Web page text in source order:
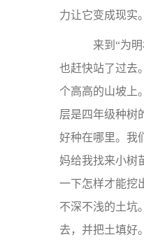
力让它变成现实。
来到“为明
也赶快站了过去
个高高的山坡上
层是四年级种树
好种在哪里。我
妈给我找来小树
一下怎样才能挖
不深不浅的土坑
去，并把土填好